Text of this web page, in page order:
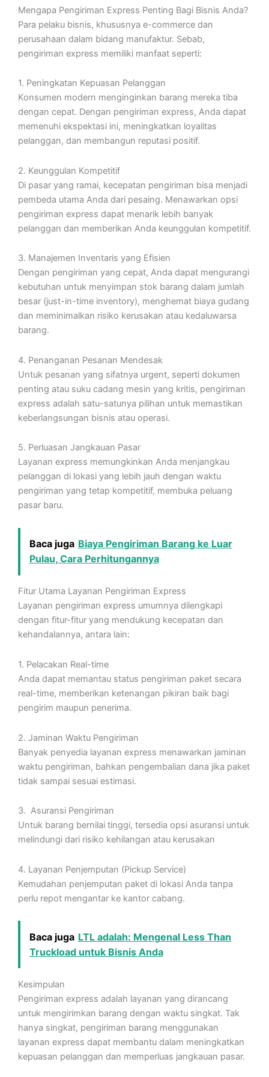
Mengapa Pengiriman Express Penting Bagi Bisnis Anda?
Para pelaku bisnis, khususnya e-commerce dan
perusahaan dalam bidang manufaktur. Sebab,
pengiriman express memiliki manfaat seperti:
1. Peningkatan Kepuasan Pelanggan
Konsumen modern menginginkan barang mereka tiba
dengan cepat. Dengan pengiriman express, Anda dapat
memenuhi ekspektasi ini, meningkatkan loyalitas
pelanggan, dan membangun reputasi positif.
2. Keunggulan Kompetitif
Di pasar yang ramai, kecepatan pengiriman bisa menjadi
pembeda utama Anda dari pesaing. Menawarkan opsi
pengiriman express dapat menarik lebih banyak
pelanggan dan memberikan Anda keunggulan kompetitif.
3. Manajemen Inventaris yang Efisien
Dengan pengiriman yang cepat, Anda dapat mengurangi
kebutuhan untuk menyimpan stok barang dalam jumlah
besar (just-in-time inventory), menghemat biaya gudang
dan meminimalkan risiko kerusakan atau kedaluwarsa
barang.
4. Penanganan Pesanan Mendesak
Untuk pesanan yang sifatnya urgent, seperti dokumen
penting atau suku cadang mesin yang kritis, pengiriman
express adalah satu-satunya pilihan untuk memastikan
keberlangsungan bisnis atau operasi.
5. Perluasan Jangkauan Pasar
Layanan express memungkinkan Anda menjangkau
pelanggan di lokasi yang lebih jauh dengan waktu
pengiriman yang tetap kompetitif, membuka peluang
pasar baru.
Baca juga Biaya Pengiriman Barang ke Luar
Pulau, Cara Perhitungannya
Fitur Utama Layanan Pengiriman Express
Layanan pengiriman express umumnya dilengkapi
dengan fitur-fitur yang mendukung kecepatan dan
kehandalannya, antara lain:
1. Pelacakan Real-time
Anda dapat memantau status pengiriman paket secara
real-time, memberikan ketenangan pikiran baik bagi
pengirim maupun penerima.
2. Jaminan Waktu Pengiriman
Banyak penyedia layanan express menawarkan jaminan
waktu pengiriman, bahkan pengembalian dana jika paket
tidak sampai sesuai estimasi.
3. Asuransi Pengiriman
Untuk barang bernilai tinggi, tersedia opsi asuransi untuk
melindungi dari risiko kehilangan atau kerusakan
4. Layanan Penjemputan (Pickup Service)
Kemudahan penjemputan paket di lokasi Anda tanpa
perlu repot mengantar ke kantor cabang.
Baca juga LTL adalah: Mengenal Less Than
Truckload untuk Bisnis Anda
Kesimpulan
Pengiriman express adalah layanan yang dirancang
untuk mengirimkan barang dengan waktu singkat. Tak
hanya singkat, pengiriman barang menggunakan
layanan express dapat membantu dalam meningkatkan
kepuasan pelanggan dan memperluas jangkauan pasar.